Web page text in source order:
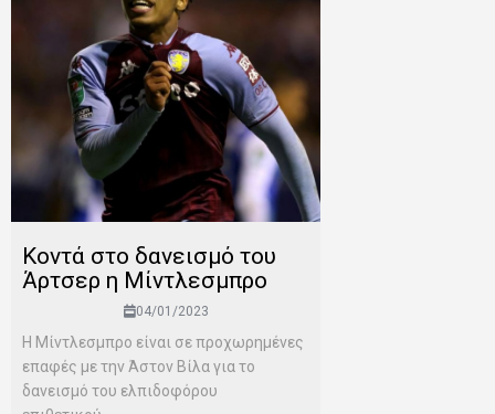
Κοντά στο δανεισμό του
Άρτσερ η Μίντλεσμπρο
04/01/2023
Η Μίντλεσμπρο είναι σε προχωρημένες
επαφές με την Άστον Βίλα για το
δανεισμό του ελπιδοφόρου